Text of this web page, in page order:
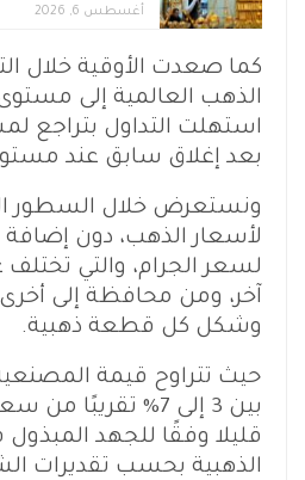
أغسطس 6, 2026
كما صعدت الأوقية خلال
بعد إغلاق سابق عند مستوى 2321
ونستعرض خلال السطور
لأسعار الذهب، دون
لسعر الجرام، والتي تختلف
آخر، ومن محافظة إلى
وشكل كل قطعة ذهبية.
حيث تتراوح قيمة
بين 3 إلى 7% تقريبًا
قليلا وفقًا للجهد
الذهبية بحسب تقديرات